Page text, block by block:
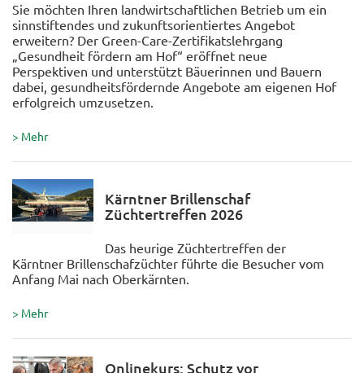
Sie möchten Ihren landwirtschaftlichen Betrieb um ein
sinnstiftendes und zukunftsorientiertes Angebot
erweitern? Der Green-Care-Zertifikatslehrgang
„Gesundheit fördern am Hof“ eröffnet neue
Perspektiven und unterstützt Bäuerinnen und Bauern
dabei, gesundheitsfördernde Angebote am eigenen Hof
erfolgreich umzusetzen.
> Mehr
Kärntner Brillenschaf
Züchtertreffen 2026
Das heurige Züchtertreffen der
Kärntner Brillenschafzüchter führte die Besucher vom
Anfang Mai nach Oberkärnten.
> Mehr
Onlinekurs: Schutz vor